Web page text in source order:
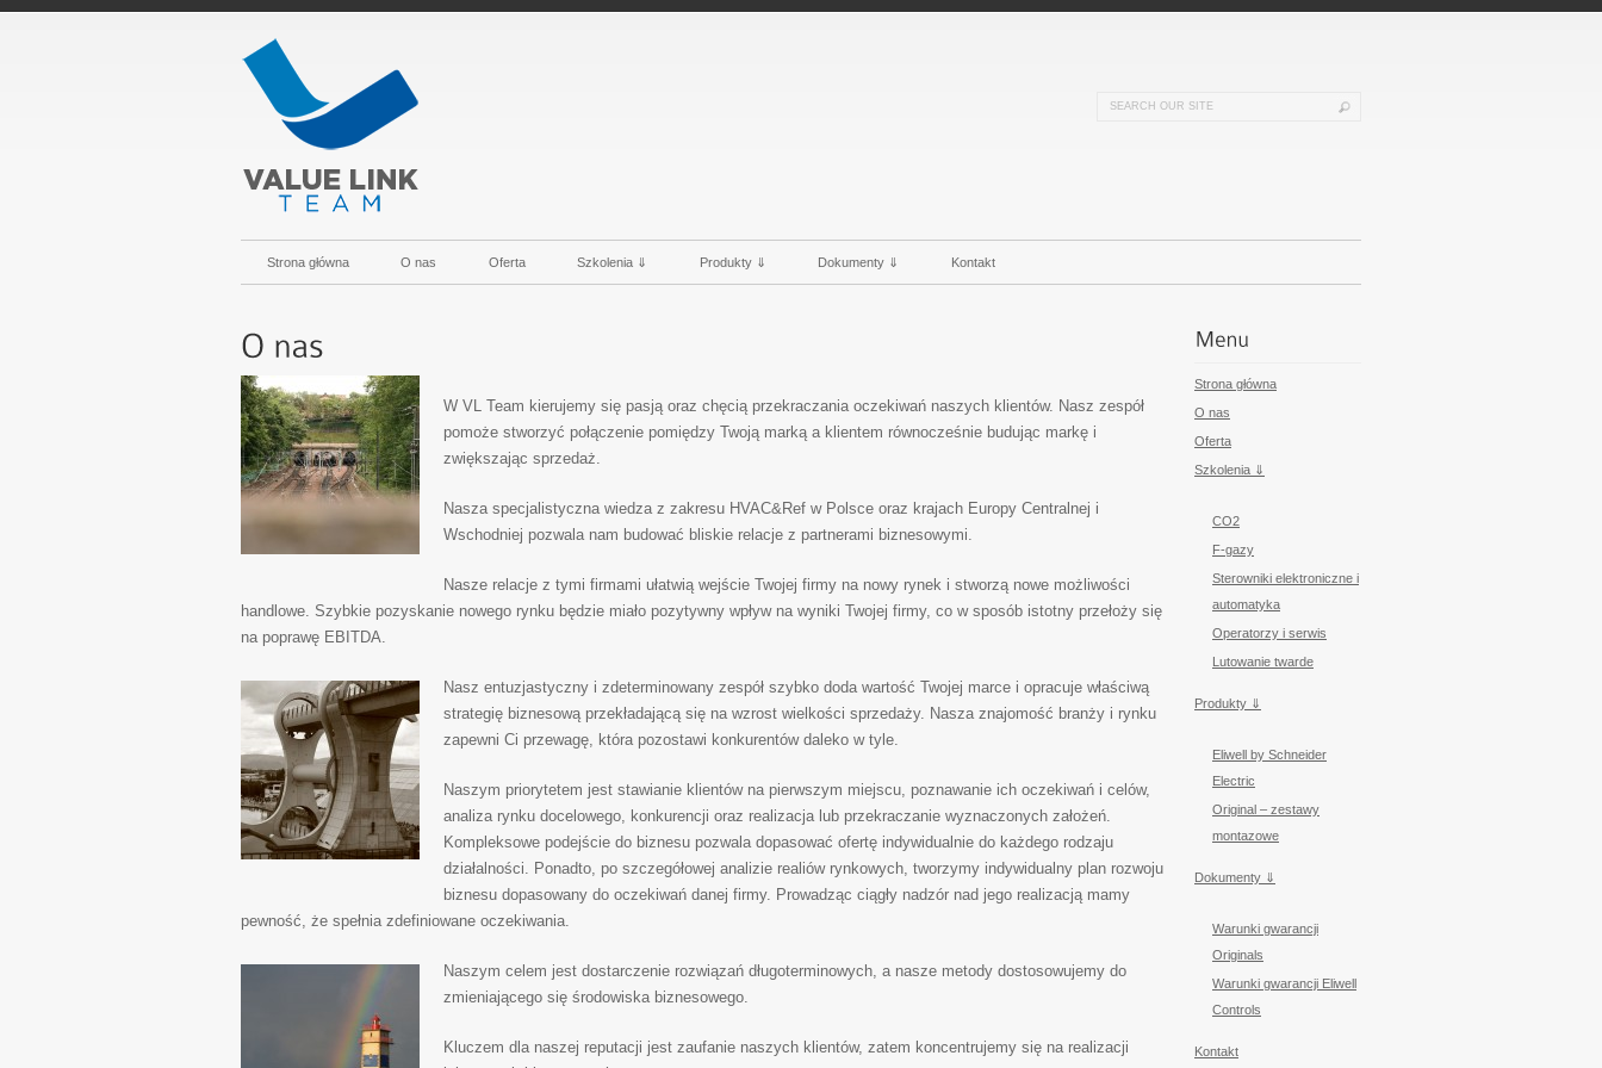
Strona główna O nas Oferta Szkolenia ⇓ Produkty ⇓ Dokumenty ⇓ Kontakt
W VL Team kierujemy się pasją oraz chęcią przekraczania oczekiwań naszych klientów. Nasz zespół
pomoże stworzyć połączenie pomiędzy Twoją marką a klientem równocześnie budując markę i
zwiększając sprzedaż.
Nasza specjalistyczna wiedza z zakresu HVAC&Ref w Polsce oraz krajach Europy Centralnej i
Wschodniej pozwala nam budować bliskie relacje z partnerami biznesowymi.
Nasze relacje z tymi firmami ułatwią wejście Twojej firmy na nowy rynek i stworzą nowe możliwości
handlowe. Szybkie pozyskanie nowego rynku będzie miało pozytywny wpływ na wyniki Twojej firmy, co w sposób istotny przełoży się
na poprawę EBITDA.
Nasz entuzjastyczny i zdeterminowany zespół szybko doda wartość Twojej marce i opracuje właściwą
strategię biznesową przekładającą się na wzrost wielkości sprzedaży. Nasza znajomość branży i rynku
zapewni Ci przewagę, która pozostawi konkurentów daleko w tyle.
Naszym priorytetem jest stawianie klientów na pierwszym miejscu, poznawanie ich oczekiwań i celów,
analiza rynku docelowego, konkurencji oraz realizacja lub przekraczanie wyznaczonych założeń.
Kompleksowe podejście do biznesu pozwala dopasować ofertę indywidualnie do każdego rodzaju
działalności. Ponadto, po szczegółowej analizie realiów rynkowych, tworzymy indywidualny plan rozwoju
biznesu dopasowany do oczekiwań danej firmy. Prowadząc ciągły nadzór nad jego realizacją mamy
pewność, że spełnia zdefiniowane oczekiwania.
Naszym celem jest dostarczenie rozwiązań długoterminowych, a nasze metody dostosowujemy do
zmieniającego się środowiska biznesowego.
Kluczem dla naszej reputacji jest zaufanie naszych klientów, zatem koncentrujemy się na realizacji
Strona główna
O nas
Oferta
Szkolenia ⇓
CO2
F-gazy
Sterowniki elektroniczne i
automatyka
Operatorzy i serwis
Lutowanie twarde
Produkty ⇓
Eliwell by Schneider
Electric
Original – zestawy
montazowe
Dokumenty ⇓
Warunki gwarancji
Originals
Warunki gwarancji Eliwell
Controls
Kontakt